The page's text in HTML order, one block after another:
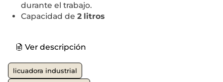
durante el trabajo.
Capacidad de 2 litros
Ver descripción
licuadora industrial